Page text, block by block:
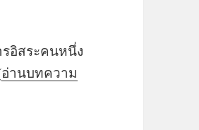
อิสระคนหนึ่ง
อ่านบทความ